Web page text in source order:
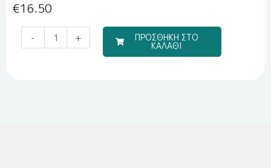
€16.50
-
Μπομπονιέρα
Υγρής
+ ΠΡΟΣΘΗΚΗ ΣΤΟ
ΚΑΛΑΘΙ